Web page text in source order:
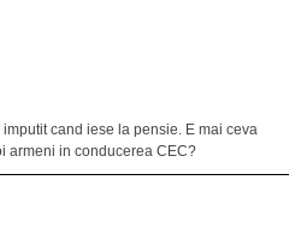
cand iese la pensie. E mai ceva
armeni in conducerea CEC?